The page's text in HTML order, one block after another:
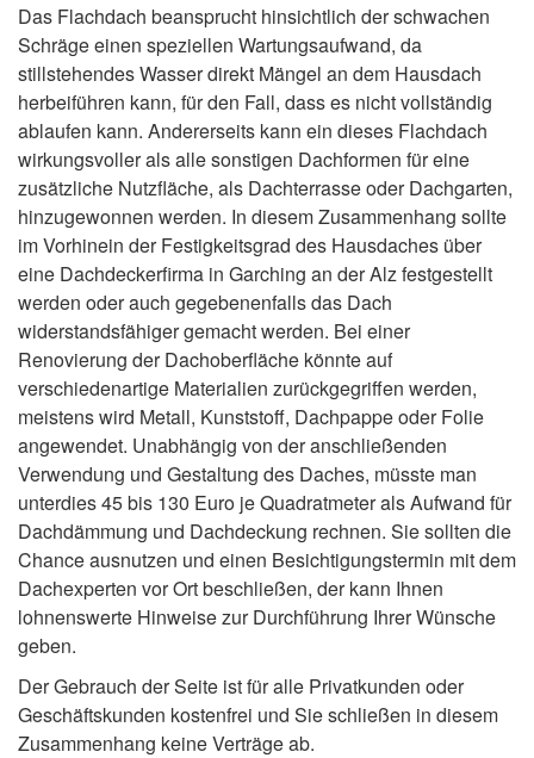
Das Flachdach beansprucht hinsichtlich der schwachen
Schräge einen speziellen Wartungsaufwand, da
stillstehendes Wasser direkt Mängel an dem Hausdach
herbeiführen kann, für den Fall, dass es nicht vollständig
ablaufen kann. Andererseits kann ein dieses Flachdach
wirkungsvoller als alle sonstigen Dachformen für eine
zusätzliche Nutzfläche, als Dachterrasse oder Dachgarten,
hinzugewonnen werden. In diesem Zusammenhang sollte
im Vorhinein der Festigkeitsgrad des Hausdaches über
eine Dachdeckerfirma in Garching an der Alz festgestellt
werden oder auch gegebenenfalls das Dach
widerstandsfähiger gemacht werden. Bei einer
Renovierung der Dachoberfläche könnte auf
verschiedenartige Materialien zurückgegriffen werden,
meistens wird Metall, Kunststoff, Dachpappe oder Folie
angewendet. Unabhängig von der anschließenden
Verwendung und Gestaltung des Daches, müsste man
unterdies 45 bis 130 Euro je Quadratmeter als Aufwand für
Dachdämmung und Dachdeckung rechnen. Sie sollten die
Chance ausnutzen und einen Besichtigungstermin mit dem
Dachexperten vor Ort beschließen, der kann Ihnen
lohnenswerte Hinweise zur Durchführung Ihrer Wünsche
geben.
Der Gebrauch der Seite ist für alle Privatkunden oder
Geschäftskunden kostenfrei und Sie schließen in diesem
Zusammenhang keine Verträge ab.